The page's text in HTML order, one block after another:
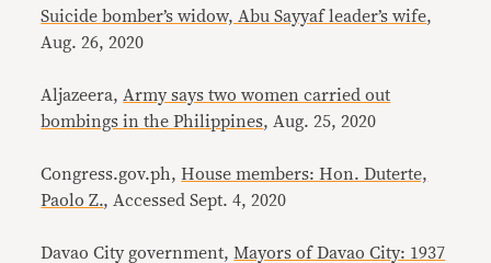
Suicide bomber’s widow, Abu Sayyaf leader’s wife,
Aug. 26, 2020
Aljazeera, Army says two women carried out
bombings in the Philippines, Aug. 25, 2020
Congress.gov.ph,House members: Hon. Duterte,
Paolo Z., Accessed Sept. 4, 2020
Davao City government, Mayors of Davao City: 1937